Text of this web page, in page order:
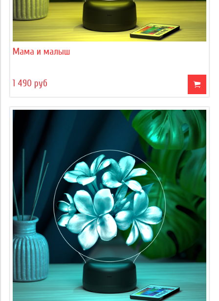
Мама и малыш
1 490 руб